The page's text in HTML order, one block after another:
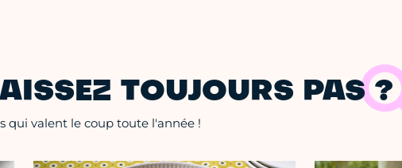
TOUJOURS PAS ?
qui valent le coup toute l'année !